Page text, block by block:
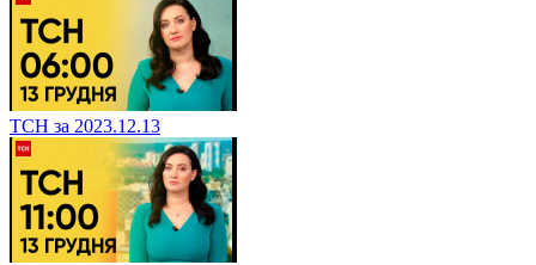
ТСН за 2023.12.13